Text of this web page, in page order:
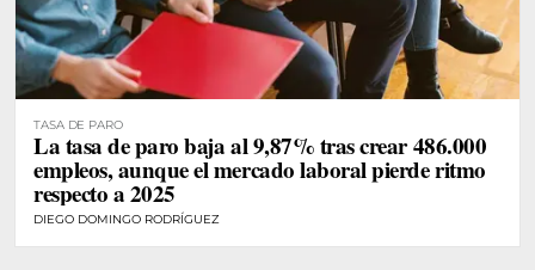
TASA DE PARO
La tasa de paro baja al 9,87% tras crear 486.000
empleos, aunque el mercado laboral pierde ritmo
respecto a 2025
DIEGO DOMINGO RODRÍGUEZ